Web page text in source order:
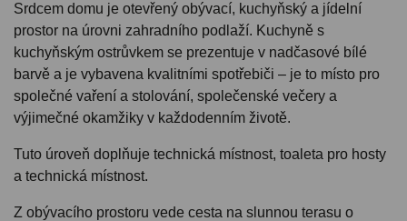
Srdcem domu je otevřený obývací, kuchyňský a jídelní
prostor na úrovni zahradního podlaží. Kuchyně s
kuchyňským ostrůvkem se prezentuje v nadčasové bílé
barvě a je vybavena kvalitními spotřebiči – je to místo pro
společné vaření a stolování, společenské večery a
výjimečné okamžiky v každodenním životě.
Tuto úroveň doplňuje technická místnost, toaleta pro hosty
a technická místnost.
Z obývacího prostoru vede cesta na slunnou terasu o